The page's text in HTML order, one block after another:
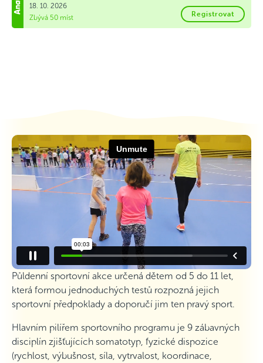
18. 10. 2026
Zbývá 50 míst
Registrovat
Půldenní sportovní akce určená dětem od 5 do 11 let,
která formou jednoduchých testů rozpozná jejich
sportovní předpoklady a doporučí jim ten pravý sport.
Hlavním pilířem sportovního programu je 9 zábavných
disciplín zjišťujících somatotyp, fyzické dispozice
(rychlost, výbušnost, síla, vytrvalost, koordinace,